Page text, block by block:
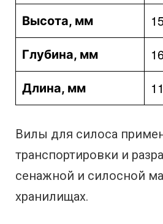
Высота, мм
Глубина, мм
Длина, мм
Вилы для силоса
транспортировки и
сенажной и силосной
хранилищах.